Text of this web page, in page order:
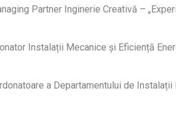
Partner Inginerie Creativă –
Instalații Mecanice și Eficiență
a Departamentului de